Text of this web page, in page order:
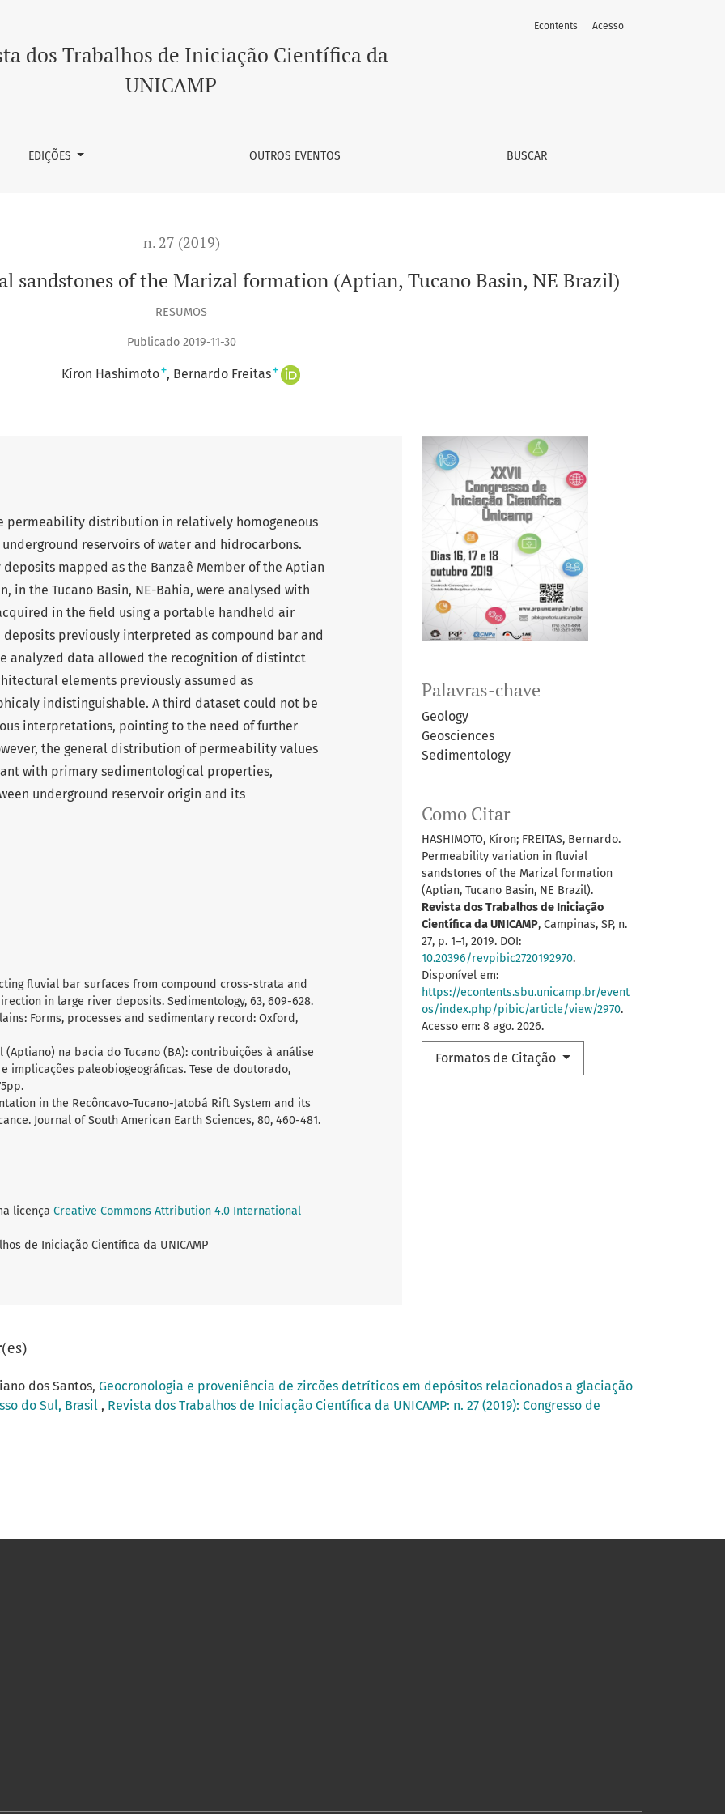
Marizal formation (Aptian, Tucano Basin, NE Brazil)
dos Trabalhos de Iniciação Científica da
UNICAMP
EDIÇÕES OUTROS EVENTOS BUSCAR
Econtents Acesso
n. 27 (2019)
sandstones of the Marizal formation (Aptian, Tucano Basin, NE Brazil)
RESUMOS
Publicado 2019-11-30
Kíron Hashimoto+ Bernardo Freitas+
Palavras-chave
Geology
Geosciences
Sedimentology
Como Citar
HASHIMOTO, Kíron; FREITAS, Bernardo.
Permeability variation in fluvial
sandstones of the Marizal formation
(Aptian, Tucano Basin, NE Brazil).
Revista dos Trabalhos de Iniciação
Científica da UNICAMP, Campinas, SP, n.
27, p. 1–1, 2019. DOI:
10.20396/revpibic2720192970.
Disponível em:
https://econtents.sbu.unicamp.br/event
os/index.php/pibic/article/view/2970.
Acesso em: 8 ago. 2026.
Formatos de Citação
permeability distribution in relatively homogeneous
reservoirs of water and hidrocarbons.
mapped as the Banzaê Member of the Aptian
in the Tucano Basin, NE-Bahia, were analysed with
in the field using a portable handheld air
previously interpreted as compound bar and
analyzed data allowed the recognition of distintct
elements previously assumed as
indistinguishable. A third dataset could not be
interpretations, pointing to the need of further
the general distribution of permeability values
with primary sedimentological properties,
underground reservoir origin and its
fluvial bar surfaces from compound cross-strata and
in large river deposits. Sedimentology, 63, 609-628.
Forms, processes and sedimentary record: Oxford,
(Aptiano) na bacia do Tucano (BA): contribuições à análise
paleobiogeográficas. Tese de doutorado,
in the Recôncavo-Tucano-Jatobá Rift System and its
Journal of South American Earth Sciences, 80, 460-481.
licença Creative Commons Attribution 4.0 International
de Iniciação Científica da UNICAMP
dos Santos, Geocronologia e proveniência de zircões detríticos em depósitos relacionados a glaciação
do Sul, Brasil , Revista dos Trabalhos de Iniciação Científica da UNICAMP: n. 27 (2019): Congresso de